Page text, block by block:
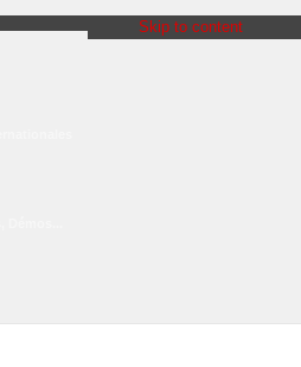
Skip to content